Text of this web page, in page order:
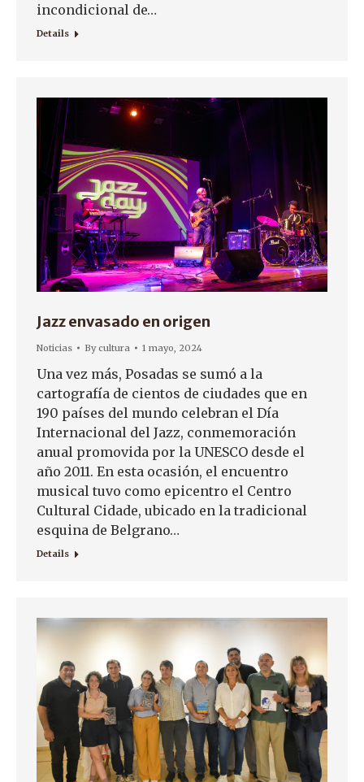
incondicional de…
Details
Jazz envasado en origen
Noticias Bycultura 1 mayo, 2024
Una vez más, Posadas se sumó a la
cartografía de cientos de ciudades que en
190 países del mundo celebran el Día
Internacional del Jazz, conmemoración
anual promovida por la UNESCO desde el
año 2011. En esta ocasión, el encuentro
musical tuvo como epicentro el Centro
Cultural Cidade, ubicado en la tradicional
esquina de Belgrano…
Details